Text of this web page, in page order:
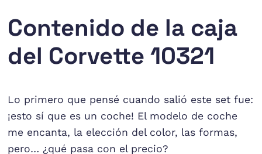
Contenido de la caja
del Corvette 10321
Lo primero que pensé cuando salió este set fue:
¡esto sí que es un coche! El modelo de coche
me encanta, la elección del color, las formas,
pero… ¿qué pasa con el precio?